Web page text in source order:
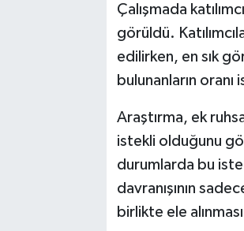
Çalışmada
görüldü.
edilirken, en sık
bulunanların
Araştırma, ek
istekli olduğunu
durumlarda bu
davranışının
birlikte ele